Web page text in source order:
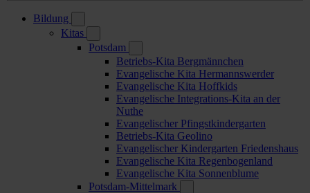
Bildung
Kitas
Potsdam
Betriebs-Kita Bergmännchen
Evangelische Kita Hermannswerder
Evangelische Kita Hoffkids
Evangelische Integrations-Kita an der
Nuthe
Evangelischer Pfingstkindergarten
Betriebs-Kita Geolino
Evangelischer Kindergarten Friedenshaus
Evangelische Kita Regenbogenland
Evangelische Kita Sonnenblume
Potsdam-Mittelmark